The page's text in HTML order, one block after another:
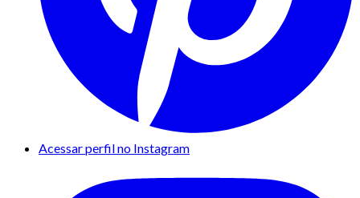
Acessar perfil no Instagram